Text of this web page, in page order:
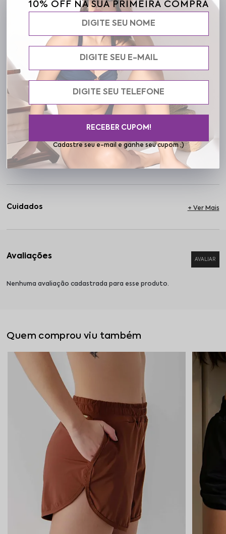
tecido oferece respirabilidade e sensação de frescor. As travas
laterais e o viés do próprio tecido criam um acabamento
impecável, enquanto o cós com elástico embutido e franzido
garante ajuste confortável e seguro ao corpo. Sua modelagem
moderna com corte arredondado nas laterais valoriza a silhueta e
se adapta a diferentes biotipos. Uma peça versátil que funciona
como saída de praia, short para treino ou para compor looks leves
no dia a dia. Ideal para climas quentes e dias de agenda cheia, o
short liso combina praticidade e estilo sem esforço. Ele te
acompanha da areia ao asfalto com a mesma elegância
descontraída. Na Frelith, vestir-se com conforto é uma forma de
protagonismo. Com este short, você escolhe se sentir bem, livre e
Especificações
Cuidados
Nenhuma avaliação cadastrada para esse produto.
Quem comprou viu também
10% OFF NA SUA PRIMEIRA COMPRA
Cadastre seu e-mail e ganhe seu cupom ;)
RECEBER CUPOM!